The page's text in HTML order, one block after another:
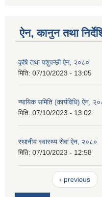
ऐन, कानुन तथा
कृषि तथा पशुपन्छी ऐन, २०८०
मिति: 07/10/2023 - 13:05
न्यायिक समिति (कार्यविधि) ऐन,
मिति: 07/10/2023 - 13:02
स्थानीय स्वास्थ्य सेवा ऐन, २०८०
मिति: 07/10/2023 - 12:58
‹ previous